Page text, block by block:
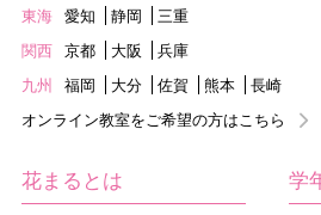
東海
愛知 静岡
三重
関西
京都 大阪
兵庫
九州
福岡 大分 佐賀 熊本
長崎
オンライン教室をご希望の方はこちら
花まるとは 学